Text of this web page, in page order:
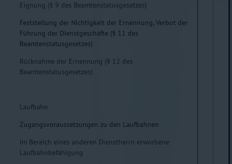
Eignung (§ 9 des Beamtenstatusgesetzes)
Feststellung der Nichtigkeit der Ernennung, Verbot der
Führung der Dienstgeschäfte (§ 11 des
Beamtenstatusgesetzes)
Rücknahme der Ernennung (§ 12 des
Beamtenstatusgesetzes)
Laufbahn
Zugangsvoraussetzungen zu den Laufbahnen
Im Bereich eines anderen Dienstherrn erworbene
Laufbahnbefähigung